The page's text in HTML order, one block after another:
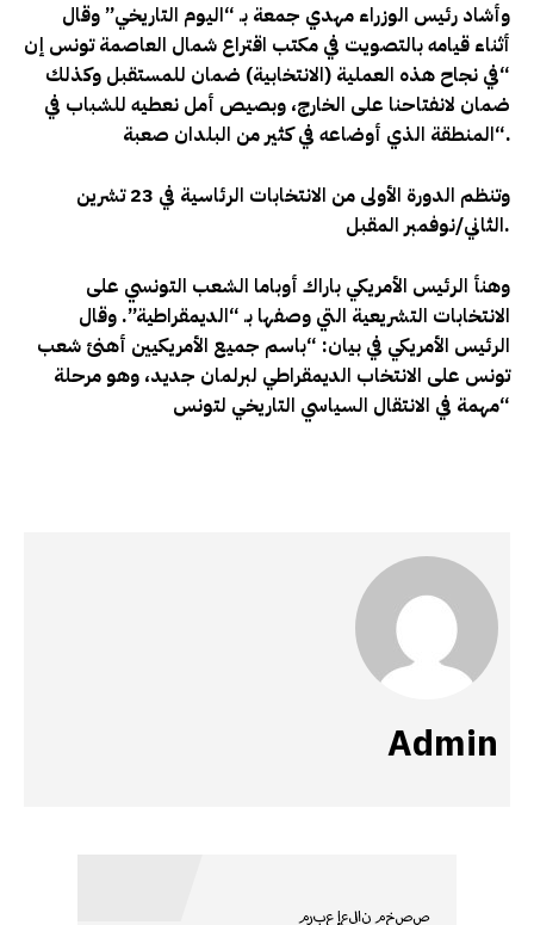
وأشاد رئيس الوزراء مهدي جمعة بـ “اليوم التاريخي” وقال
أثناء قيامه بالتصويت في مكتب اقتراع شمال العاصمة تونس إن
“في نجاح هذه العملية (الانتخابية) ضمان للمستقبل وكذلك
ضمان لانفتاحنا على الخارج، وبصيص أمل نعطيه للشباب في
المنطقة الذي أوضاعه في كثير من البلدان صعبة“.
وتنظم الدورة الأولى من الانتخابات الرئاسية في 23 تشرين
الثاني/نوفمبر المقبل.
وهنأ الرئيس الأمريكي باراك أوباما الشعب التونسي على
الانتخابات التشريعية التي وصفها بـ “الديمقراطية”. وقال
الرئيس الأمريكي في بيان: “باسم جميع الأمريكيين أهنئ شعب
تونس على الانتخاب الديمقراطي لبرلمان جديد، وهو مرحلة
مهمة في الانتقال السياسي التاريخي لتونس“
Admin